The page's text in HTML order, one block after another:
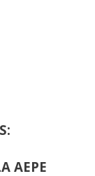
AEPE